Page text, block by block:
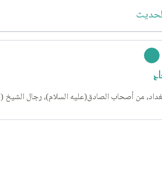
من أصحاب الصادق(عليه السلام)، رجال الشيخ (٨١).